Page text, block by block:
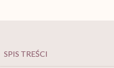
SPIS TREŚCI